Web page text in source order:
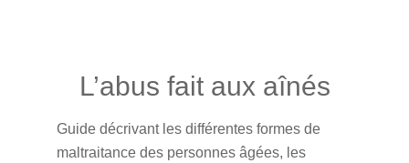
L’abus fait aux aînés
Guide décrivant les différentes formes de
maltraitance des personnes âgées, les